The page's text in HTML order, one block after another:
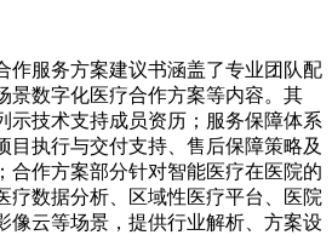
作服务方案建议书涵盖了专业团队配
景数字化医疗合作方案等内容。其
示技术支持成员资历；服务保障体系
目执行与交付支持、售后保障策略及
合作方案部分针对智能医疗在医院的
疗数据分析、区域性医疗平台、医院
像云等场景，提供行业解析、方案设